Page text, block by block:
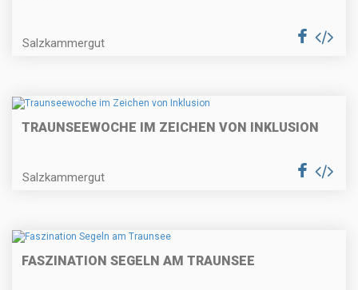
Salzkammergut
TRAUNSEEWOCHE IM ZEICHEN VON INKLUSION
Salzkammergut
FASZINATION SEGELN AM TRAUNSEE